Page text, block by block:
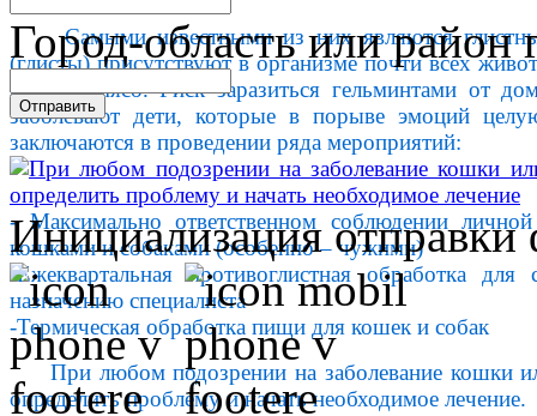
Самыми известными из них являются
(глисты) присутствуют в организме почти всех
рыбу и мясо. Риск заразиться гельминтами от
заболевают дети, которые в порыве эмоций
заключаются в проведении ряда мероприятий:
- Максимально ответственном соблюдении
кошками и собаками (особенно – чужими)
-Ежеквартальная противоглистная обработка
назначению специалиста
-Термическая обработка пищи для кошек и собак
При любом подозрении на заболевание кошки
определить проблему и начать необходимое лечение.
Город-область или район
Отправить
Инициализация